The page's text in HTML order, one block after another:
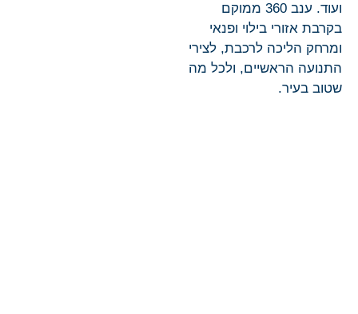
ועוד. ענב 360 ממוקם
בקרבת אזורי בילוי ופנאי
ומרחק הליכה לרכבת, לצירי
התנועה הראשיים, ולכל מה
שטוב בעיר.